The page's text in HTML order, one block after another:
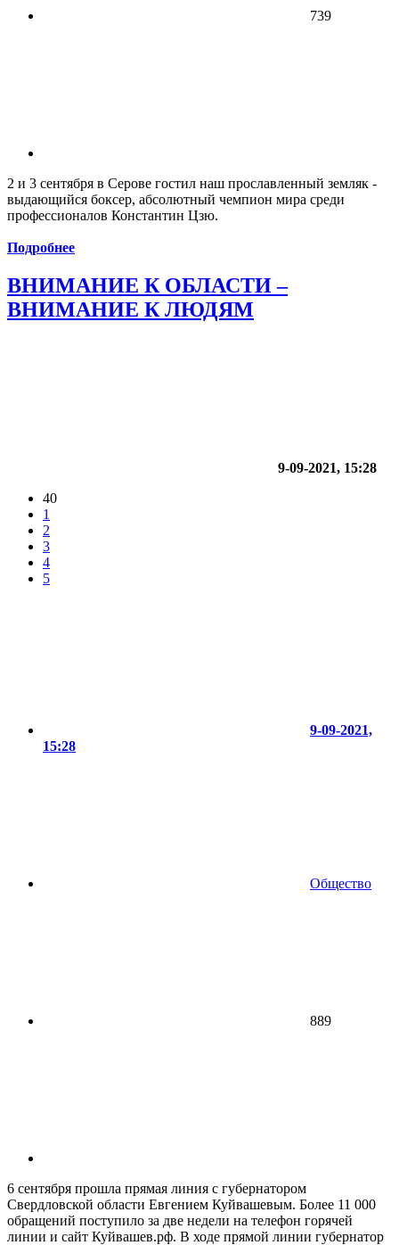
739
2 и 3 сентября в Серове гостил наш прославленный земляк -
выдающийся боксер, абсолютный чемпион мира среди
профессионалов Константин Цзю.
Подробнее
ВНИМАНИЕ К ОБЛАСТИ –
ВНИМАНИЕ К ЛЮДЯМ
9-09-2021, 15:28
40
1
2
3
4
5
9-09-2021,
15:28
Общество
889
6 сентября прошла прямая линия с губернатором
Свердловской области Евгением Куйвашевым. Более 11 000
обращений поступило за две недели на телефон горячей
линии и сайт Куйвашев.рф. В ходе прямой линии губернатор